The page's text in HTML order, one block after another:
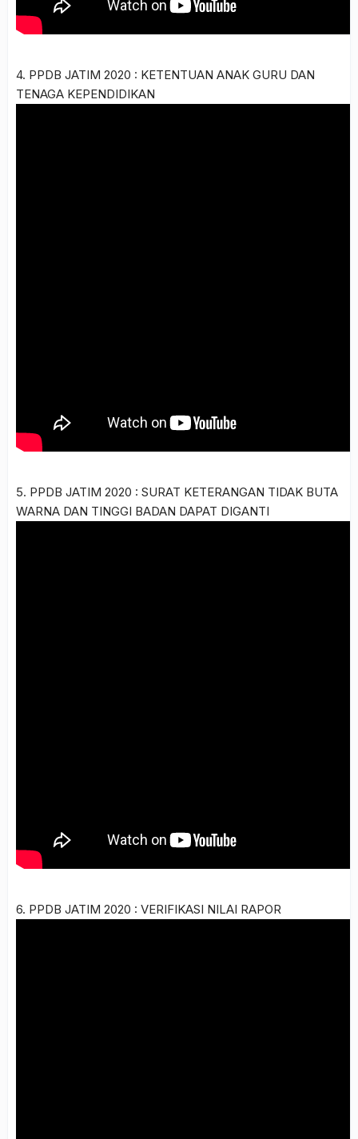
4. PPDB JATIM 2020 : KETENTUAN ANAK GURU DAN
TENAGA KEPENDIDIKAN
5. PPDB JATIM 2020 : SURAT KETERANGAN TIDAK BUTA
WARNA DAN TINGGI BADAN DAPAT DIGANTI
6. PPDB JATIM 2020 : VERIFIKASI NILAI RAPOR